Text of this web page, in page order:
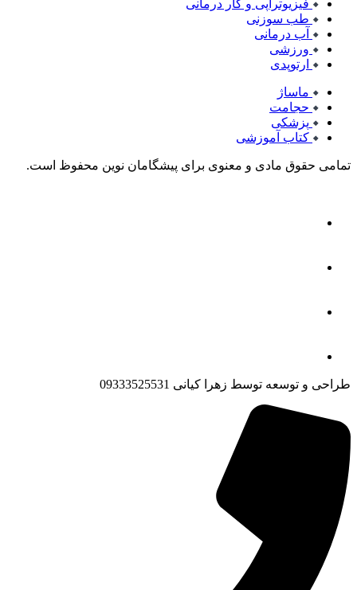
فیزیوتراپی و کار درمانی
طب سوزنی
آب درمانی
ورزشی
ارتوپدی
ماساژ
حجامت
پزشکی
کتاب آموزشی
تمامی حقوق مادی و معنوی برای پیشگامان نوین محفوظ است.
طراحی و توسعه توسط زهرا کیانی 09333525531